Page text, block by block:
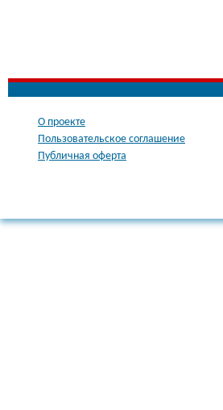
О проекте
Пользовательское соглашение
Публичная оферта